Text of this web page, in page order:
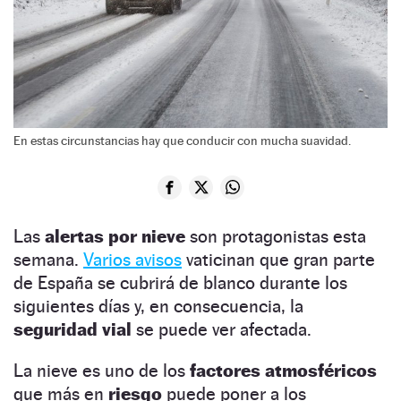
En estas circunstancias hay que conducir con mucha suavidad.
Las alertas por nieve son protagonistas esta
semana. Varios avisos vaticinan que gran parte
de España se cubrirá de blanco durante los
siguientes días y, en consecuencia, la
seguridad vial se puede ver afectada.
La nieve es uno de los factores atmosféricos
que más en riesgo puede poner a los